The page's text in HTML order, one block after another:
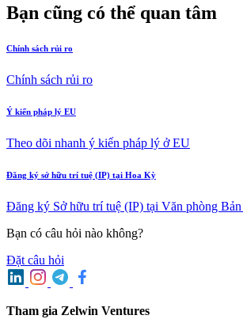
Bạn cũng có thể quan tâm
Chính sách rủi ro
Chính sách rủi ro
Ý kiến pháp lý EU
Theo dõi nhanh ý kiến pháp lý ở EU
Đăng ký sở hữu trí tuệ (IP) tại Hoa Kỳ
Đăng ký Sở hữu trí tuệ (IP) tại Văn phòng
Bạn có câu hỏi nào không?
Đặt câu hỏi
Tham gia Zelwin Ventures